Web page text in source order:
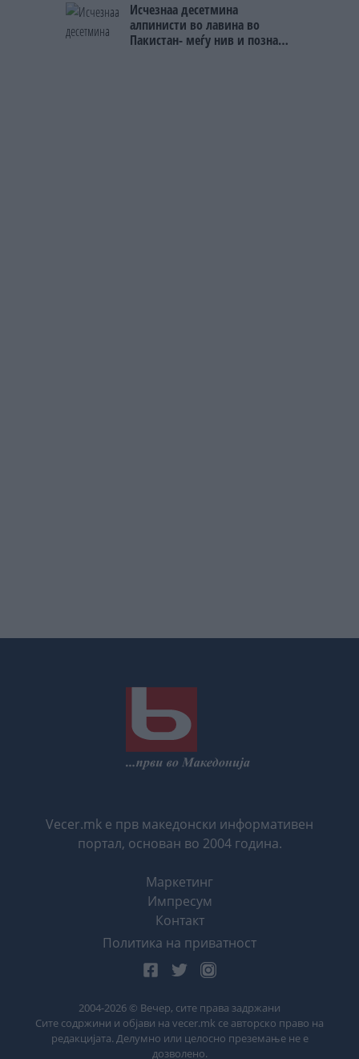
Исчезнаа десетмина
алпинисти во лавина во
Пакистан- меѓу нив и познат
Vecer.mk е прв македонски информативен
портал, основан во 2004 година.
Маркетинг
Импресум
Контакт
Политика на приватност
2004-2026 © Вечер, сите права задржани
Сите содржини и објави на vecer.mk се авторско право на
редакцијата. Делумно или целосно преземање не е
дозволено.